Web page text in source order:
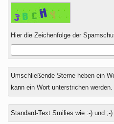
Hier die Zeichenfolge der
Umschließende Sterne heben ein
kann ein Wort unterstrichen werden.
Standard-Text Smilies wie :-) und ;-